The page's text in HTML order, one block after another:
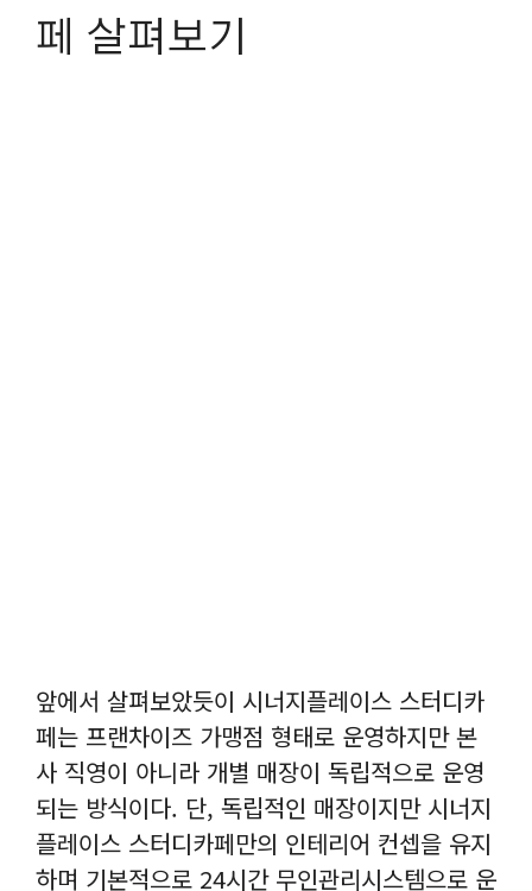
페 살펴보기
앞에서 살펴보았듯이 시너지플레이스 스터디카
페는 프랜차이즈 가맹점 형태로 운영하지만 본
사 직영이 아니라 개별 매장이 독립적으로 운영
되는 방식이다. 단, 독립적인 매장이지만 시너지
플레이스 스터디카페만의 인테리어 컨셉을 유지
하며 기본적으로 24시간 무인관리시스템으로 운